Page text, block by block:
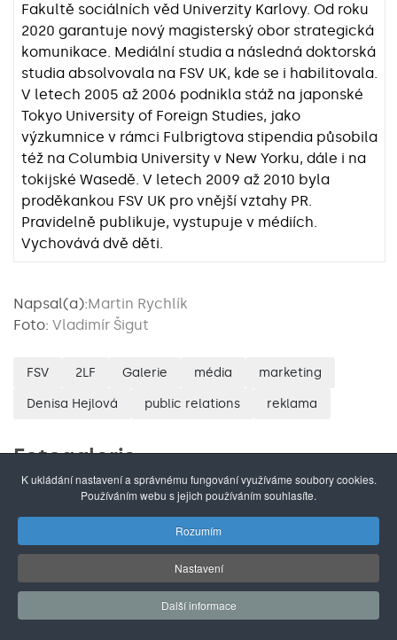
Fakultě sociálních věd Univerzity Karlovy. Od roku
2020 garantuje nový magisterský obor strategická
komunikace. Mediální studia a následná doktorská
studia absolvovala na FSV UK, kde se i habilitovala.
V letech 2005 až 2006 podnikla stáž na japonské
Tokyo University of Foreign Studies, jako
výzkumnice v rámci Fulbrigtova stipendia působila
též na Columbia University v New Yorku, dále i na
tokijské Wasedě. V letech 2009 až 2010 byla
proděkankou FSV UK pro vnější vztahy PR.
Pravidelně publikuje, vystupuje v médiích.
Vychovává dvě děti.
Napsal(a):Martin Rychlík
Foto: Vladimír Šigut
FSV 2LF Galerie média marketing
Denisa Hejlová public relations reklama
Fotogalerie
K ukládání nastavení a správnému fungování využíváme soubory cookies.
Používáním webu s jejich používáním souhlasíte.
Rozumím
Nastavení
Další informace